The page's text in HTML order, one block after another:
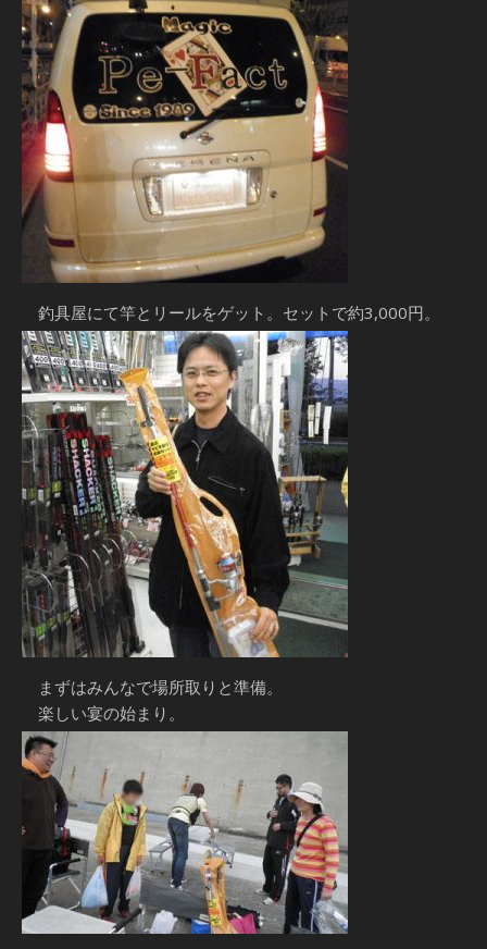
釣具屋にて竿とリールをゲット。セットで約3,000円。
まずはみんなで場所取りと準備。
楽しい宴の始まり。